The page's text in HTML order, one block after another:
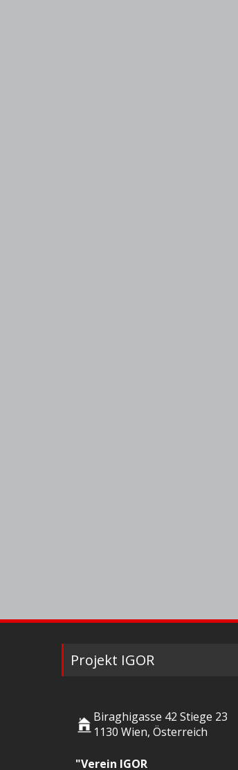
Projekt IGOR
Biraghigasse 42 Stiege 23
1130 Wien, Österreich
"Verein IGOR